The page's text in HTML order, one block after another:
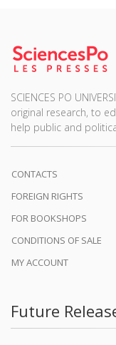
SCIENCES PO
original research, to
help public and
CONTACTS
FOREIGN RIGHTS
FOR BOOKSHOPS
CONDITIONS OF SALE
MY ACCOUNT
Future